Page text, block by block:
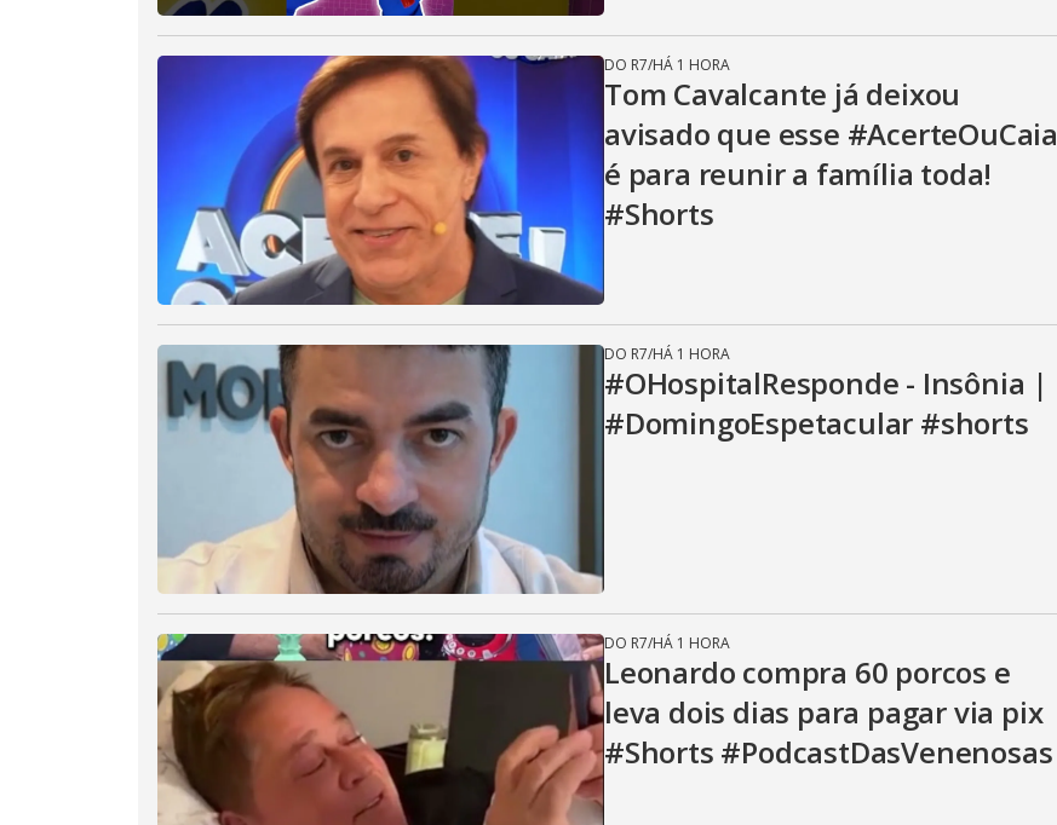
DO R7/HÁ 1 HORA
Tom Cavalcante já deixou
avisado que esse #AcerteOuCaia
é para reunir a família toda!
#Shorts
DO R7/HÁ 1 HORA
#OHospitalResponde - Insônia |
#DomingoEspetacular #shorts
DO R7/HÁ 1 HORA
Leonardo compra 60 porcos e
leva dois dias para pagar via pix
#Shorts #PodcastDasVenenosas